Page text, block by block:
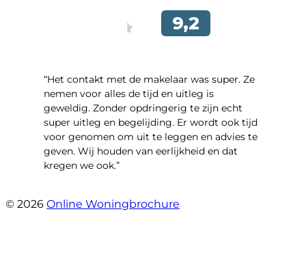
“Het contakt met de makelaar was super. Ze
nemen voor alles de tijd en uitleg is
geweldig. Zonder opdringerig te zijn echt
super uitleg en begelijding. Er wordt ook tijd
voor genomen om uit te leggen en advies te
geven. Wij houden van eerlijkheid en dat
kregen we ook.”
© 2026 Online Woningbrochure